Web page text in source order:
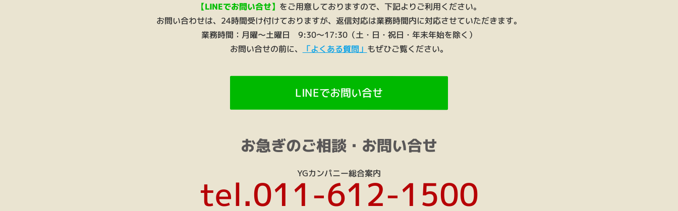
【LINEでお問い合せ】 をご用意しておりますので、下記よりご利用ください。
お問い合わせは、24時間受け付けておりますが、返信対応は業務時間内に対応させていただきます。
業務時間：月曜～土曜日 9:30～17:30（土・日・祝日・年末年始を除く）
お問い合せの前に、 「よくある質問」 もぜひご覧ください。
LINEでお問い合せ
お急ぎのご相談・お問い合せ
YGカンパニー総合案内
tel.011-612-1500